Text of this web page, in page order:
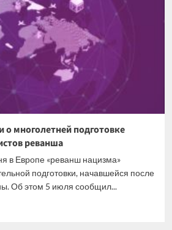
о многолетней подготовке
реванша
в Европе «реванш нацизма»
подготовки, начавшейся после
Об этом 5 июля сообщил...